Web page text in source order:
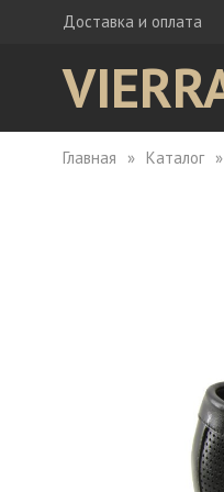
Доставка и оплата
Главная Каталог